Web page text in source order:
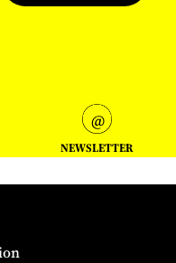
NEWSLETTER